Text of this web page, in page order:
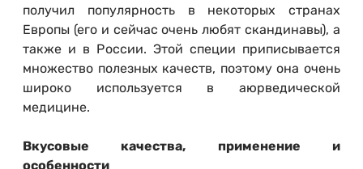
получил популярность в некоторых странах
Европы (его и сейчас очень любят скандинавы), а
также и в России. Этой специи приписывается
множество полезных качеств, поэтому она очень
широко используется в аюрведической
медицине.
Вкусовые качества, применение и
особенности